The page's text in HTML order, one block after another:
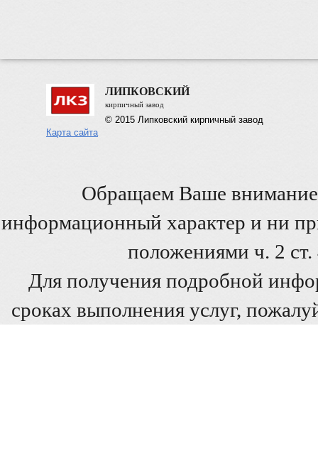
ЛИПКОВСКИЙ
кирпичный завод
© 2015 Липковский кирпичный завод
Карта сайта
Обращаем Ваше внимание
информационный характер и ни
положениями ч. 2
Для получения подробной
сроках выполнения услуг,